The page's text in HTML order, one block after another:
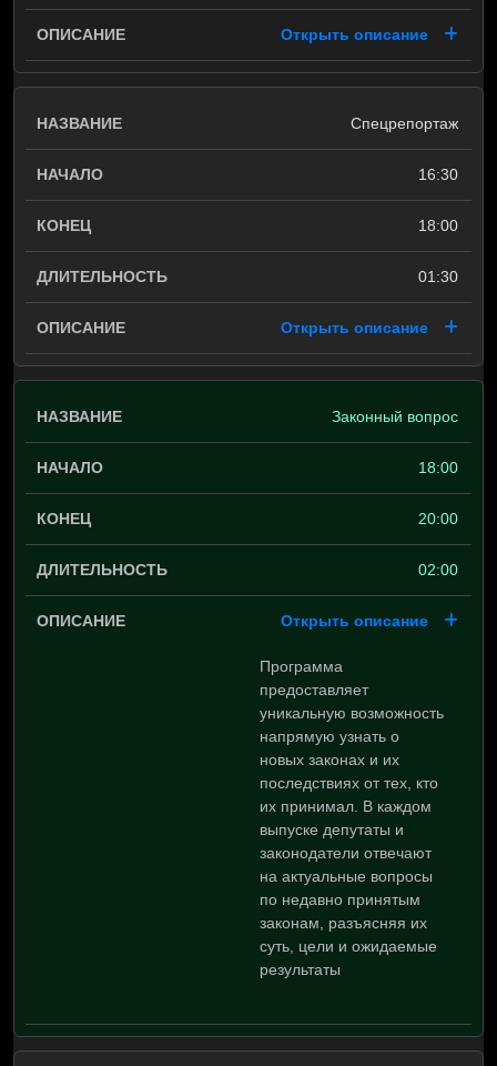
Открыть описание
Спецрепортаж
16:30
18:00
01:30
Открыть описание
Законный вопрос
18:00
20:00
02:00
Открыть описание
Программа
предоставляет
уникальную возможность
напрямую узнать о
новых законах и их
последствиях от тех, кто
их принимал. В каждом
выпуске депутаты и
законодатели отвечают
на актуальные вопросы
по недавно принятым
законам, разъясняя их
суть, цели и ожидаемые
результаты